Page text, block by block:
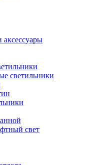
светильники
свет